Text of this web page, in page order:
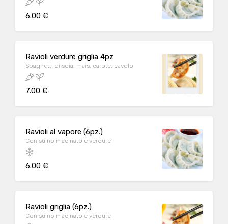
6.00 €
Ravioli verdure griglia 4pz
Spaghetti di soia, mais, carote, cavolo
7.00 €
Ravioli al vapore (6pz.)
Con suino macinato e verdure
6.00 €
Ravioli griglia (6pz.)
Con suino macinato e verdure